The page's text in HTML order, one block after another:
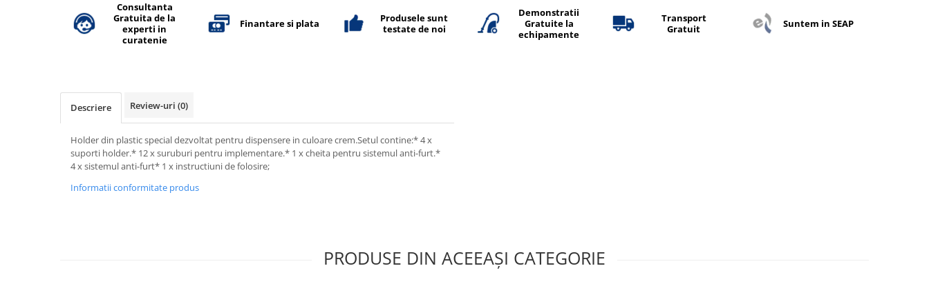
Dezinfectanti medicali profesionali
Dispensere acoperitoare colac wc
Dispensere hartie igienica
Dispensere odorizante
Dispensere prosoape pliate (Z)
Dispensere pungi igiena feminina
Consultanta
Gratuita de la
experti in
curatenie
Finantare si plata
Produsele sunt
testate de noi
Demonstratii
Gratuite la
echipamente
Transport
Gratuit
Suntem in SEAP
Descriere Review-uri (0)
Holder din plastic special dezvoltat pentru dispensere in culoare crem.Setul contine:* 4 x
suporti holder.* 12 x suruburi pentru implementare.* 1 x cheita pentru sistemul anti-furt.*
4 x sistemul anti-furt* 1 x instructiuni de folosire;
Informatii conformitate produs
PRODUSE DIN ACEEAȘI CATEGORIE